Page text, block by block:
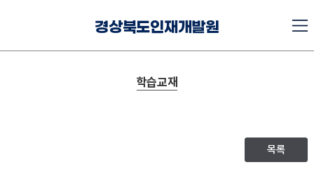
경상북도인재개발원
학습교재
목록